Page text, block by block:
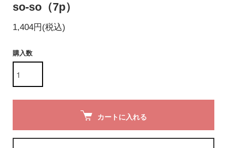
so-so（7p）
1,404円(税込)
購入数
カートに入れる